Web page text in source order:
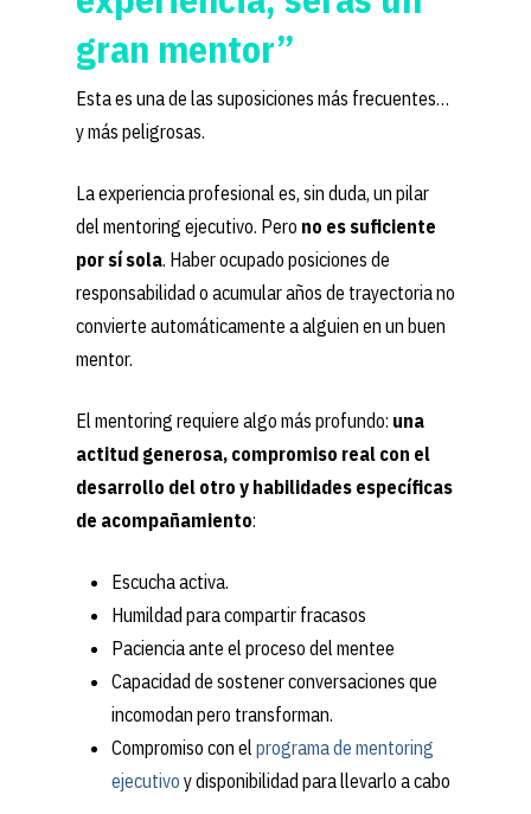
gran mentor”
Esta es una de las suposiciones más frecuentes…
y más peligrosas.
La experiencia profesional es, sin duda, un pilar
del mentoring ejecutivo. Pero no es suficiente
por sí sola. Haber ocupado posiciones de
responsabilidad o acumular años de trayectoria no
convierte automáticamente a alguien en un buen
mentor.
El mentoring requiere algo más profundo: una
actitud generosa, compromiso real con el
desarrollo del otro y habilidades específicas
de acompañamiento:
Escucha activa.
Humildad para compartir fracasos
Paciencia ante el proceso del mentee
Capacidad de sostener conversaciones que
incomodan pero transforman.
Compromiso con el programa de mentoring
ejecutivo y disponibilidad para llevarlo a cabo